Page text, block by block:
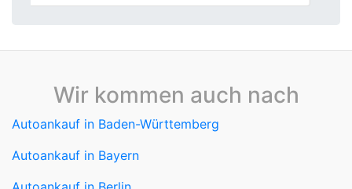
Wir kommen auch nach
Autoankauf in Baden-Württemberg
Autoankauf in Bayern
Autoankauf in Berlin
Autoankauf in Brandenburg